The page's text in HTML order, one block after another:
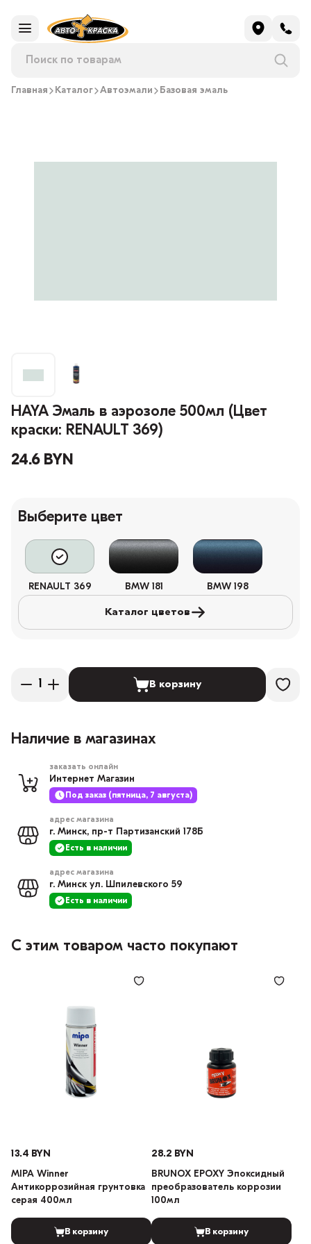
Главная Каталог Автоэмали Базовая эмаль
HAYA Эмаль в аэрозоле 500мл (Цвет
краски: RENAULT 369)
24.6 BYN
Выберите цвет
RENAULT 369 BMW 181 BMW 198
Каталог цветов
В корзину
Наличие в магазинах
заказать онлайн
Интернет Магазин
Под заказ (пятница, 7 августа)
адрес магазина
г. Минск, пр-т Партизанский 178Б
Есть в наличии
адрес магазина
г. Минск ул. Шпилевского 59
Есть в наличии
С этим товаром часто покупают
13.4 BYN
MIPA Winner
Антикоррозийная грунтовка
серая 400мл
В корзину
28.2 BYN
BRUNOX EPOXY Эпоксидный
преобразователь коррозии
100мл
В корзину